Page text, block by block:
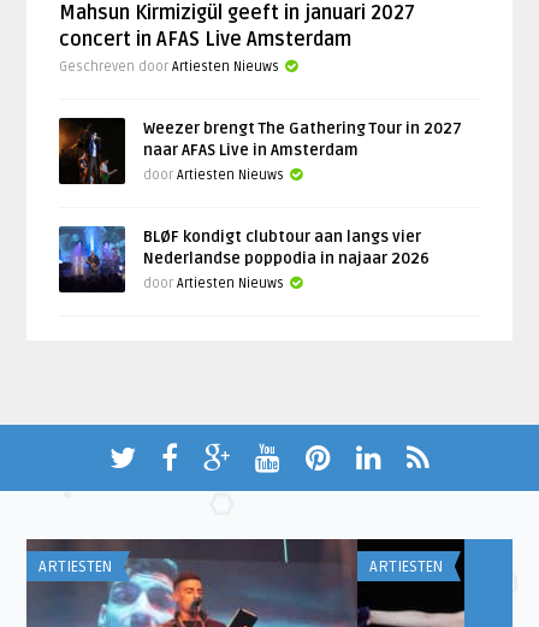
Mahsun Kirmizigül geeft in januari 2027
concert in AFAS Live Amsterdam
Geschreven doorArtiesten Nieuws
Weezer brengt The Gathering Tour in 2027
naar AFAS Live in Amsterdam
doorArtiesten Nieuws
BLØF kondigt clubtour aan langs vier
Nederlandse poppodia in najaar 2026
doorArtiesten Nieuws
ARTIESTEN ARTIESTEN